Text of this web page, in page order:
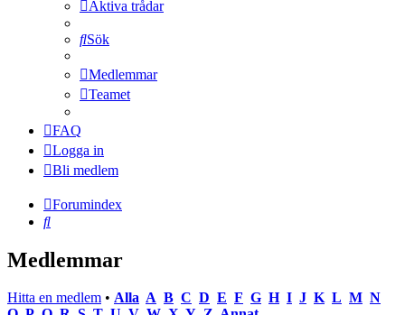
Aktiva trådar
Sök
Medlemmar
Teamet
FAQ
Logga in
Bli medlem
Forumindex
Sök
Medlemmar
Hitta en medlem • Alla A B C D E F G H I J K L M N